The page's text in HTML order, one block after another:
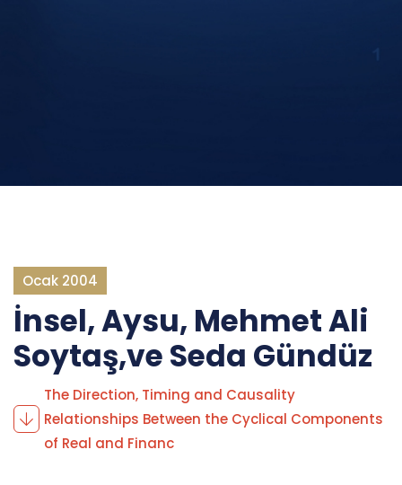
Ocak 2004
İnsel, Aysu, Mehmet Ali
Soytaş,ve Seda Gündüz
The Direction, Timing and Causality
Relationships Between the Cyclical Components
of Real and Financ